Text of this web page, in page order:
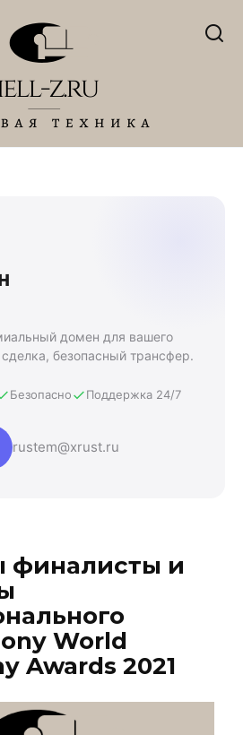
домен для вашего
безопасный трансфер.
Безопасно Поддержка 24/7
rustem@xrust.ru
финалисты и
World
Awards 2021